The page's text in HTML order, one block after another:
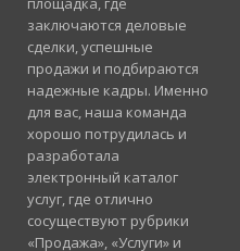
заключаются деловые
сделки, успешные
продажи и подбираются
надежные кадры. Именно
для вас, наша команда
хорошо потрудилась и
разработала
электронный каталог
услуг, где отлично
сосуществуют рубрики
«Продажа», «Услуги» и